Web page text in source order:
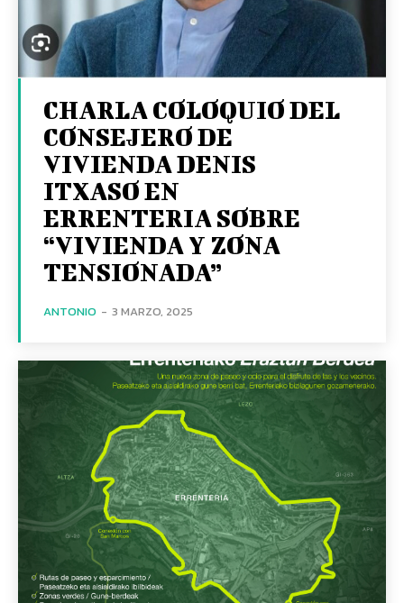
CHARLA COLOQUIO DEL
CONSEJERO DE
VIVIENDA DENIS
ITXASO EN
ERRENTERIA SOBRE
“VIVIENDA Y ZONA
TENSIONADA”
ANTONIO - 3 MARZO, 2025